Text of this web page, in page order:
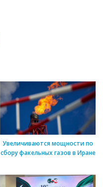
Увеличиваются мощности по
сбору факельных газов в Иране